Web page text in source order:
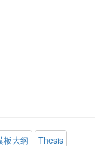
板大纲 Thesis